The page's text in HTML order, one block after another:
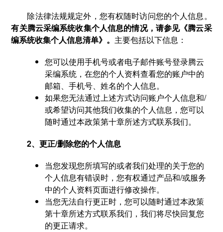
除法律法规规定外，您有权随时访问您的个人信息。
有关腾云采编系统收集个人信息的情况，请参见《腾云采
编系统收集个人信息清单》。 主要包括以下信息：
您可以使用手机号或者电子邮件账号登录腾云
采编系统，在您的个人资料查看您的账户中的
邮箱、手机号、姓名的个人信息。
如果您无法通过上述方式访问账户个人信息和/
或希望访问其他我们收集的个人信息，您可以
随时通过本政策第十章所述方式联系我们。
2、更正/删除您的个人信息
当您发现您所填写的或者我们处理的关于您的
个人信息有错误时，您有权通过产品和/或服务
中的个人资料页面进行修改操作。
当您无法自行更正时，您可以随时通过本政策
第十章所述方式联系我们，我们将尽快回复您
的更正请求。